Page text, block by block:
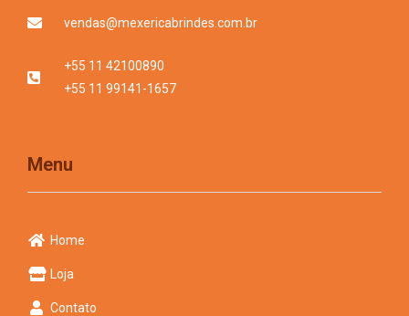
vendas@mexericabrindes.com.br
+55 11 42100890
+55 11 99141-1657
Menu
Home
Loja
Contato